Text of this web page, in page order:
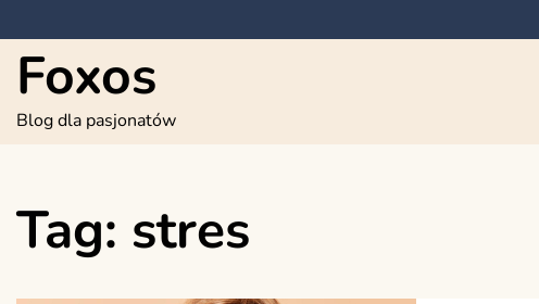
to
content
Foxos
Blog dla pasjonatów
Tag: stres